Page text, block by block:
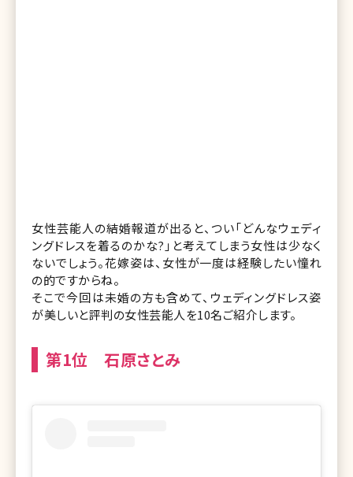
女性芸能人の結婚報道が出ると、つい「どんなウェディ
ングドレスを着るのかな?」と考えてしまう女性は少なく
ないでしょう。花嫁姿は、女性が一度は経験したい憧れ
の的ですからね。
そこで今回は未婚の方も含めて、ウェディングドレス姿
が美しいと評判の女性芸能人を10名ご紹介します。
第1位 石原さとみ